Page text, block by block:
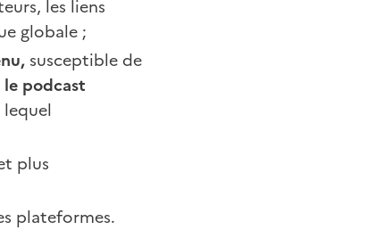
les liens
globale ;
susceptible de
le podcast
plus
plateformes.